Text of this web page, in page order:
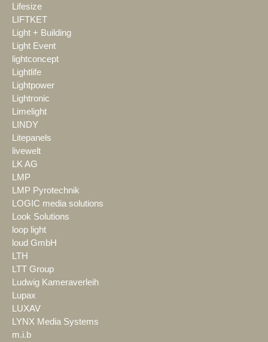
Lifesize
LIFTKET
Light + Building
Light Event
lightconcept
Lightlife
Lightpower
Lightronic
Limelight
LINDY
Litepanels
livewelt
LK AG
LMP
LMP Pyrotechnik
LOGIC media solutions
Look Solutions
loop light
loud GmbH
LTH
LTT Group
Ludwig Kameraverleih
Lupax
LUXAV
LYNX Media Systems
m.i.b